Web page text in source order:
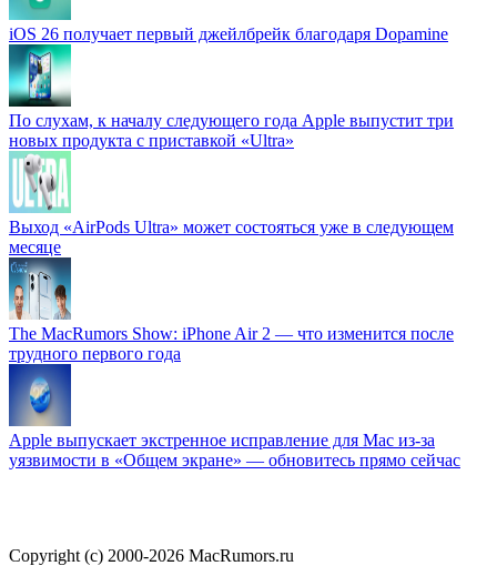
iOS 26 получает первый джейлбрейк благодаря Dopamine
По слухам, к началу следующего года Apple выпустит три
новых продукта с приставкой «Ultra»
Выход «AirPods Ultra» может состояться уже в следующем
месяце
The MacRumors Show: iPhone Air 2 — что изменится после
трудного первого года
Apple выпускает экстренное исправление для Mac из-за
уязвимости в «Общем экране» — обновитесь прямо сейчас
Copyright (c) 2000-2026 MacRumors.ru